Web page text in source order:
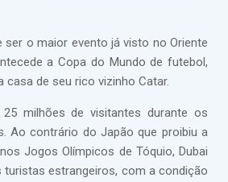
ser o maior evento já visto no Oriente
a Copa do Mundo de futebol,
casa de seu rico vizinho Catar.
25 milhões de visitantes durante os
Ao contrário do Japão que proibiu a
Jogos Olímpicos de Tóquio, Dubai
estrangeiros, com a condição